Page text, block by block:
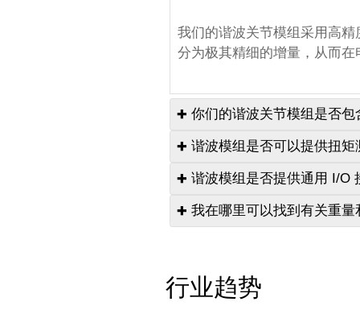
我们的谐波关节模组采用高
分为极其精细的增量，从而
 你们的谐波关节模组是否
鸿磐谐波关节模组采用不同
 谐波模组是否可以提供扭矩
虽然鸿磐标准机器人关节模
联系我们的技术团队以获取定
 谐波模组是否提供通用 I/O
 我在哪里可以找到有关重
所有模块型号的完整机械规
行业趋势